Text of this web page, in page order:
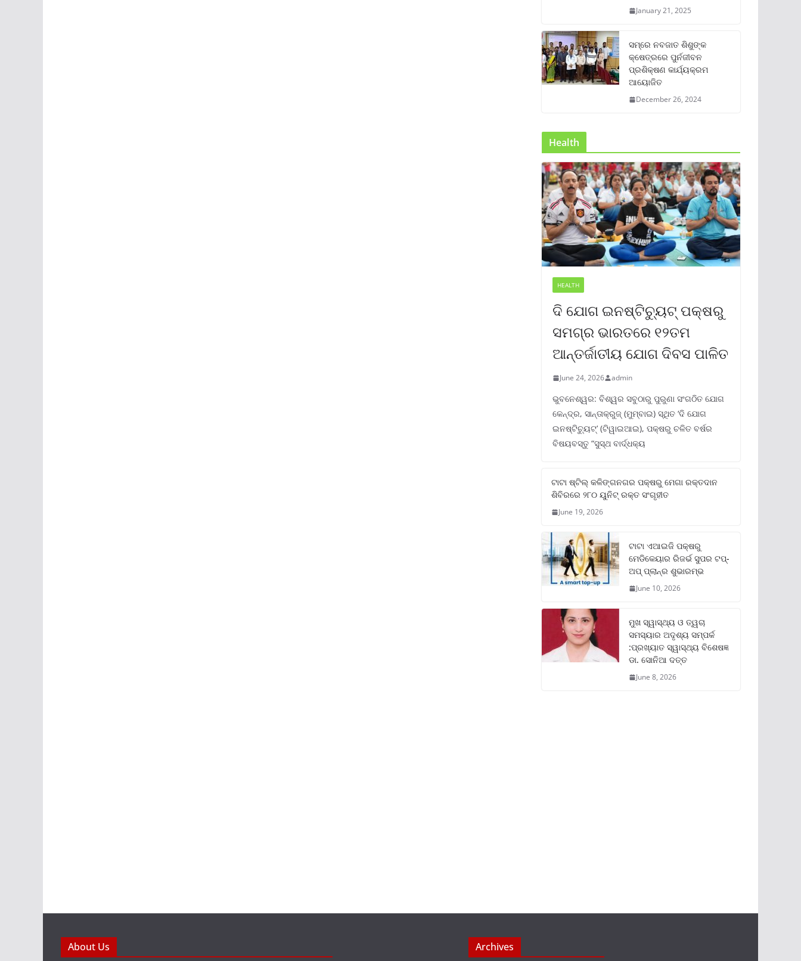
January 21, 2025
ସମ୍‌ରେ ନବଜାତ ଶିଶୁଙ୍କ
କ୍ଷେତ୍ରରେ ପୁର୍ନଜୀବନ
ପ୍ରଶିକ୍ଷଣ କାର୍ଯ୍ୟକ୍ରମ
ଆୟୋଜିତ
December 26, 2024
Health
HEALTH
ଦି ଯୋଗ ଇନଷ୍ଟିଚ୍ୟୁଟ୍ ପକ୍ଷରୁ
ସମଗ୍ର ଭାରତରେ ୧୨ତମ
ଆନ୍ତର୍ଜାତୀୟ ଯୋଗ ଦିବସ ପାଳିତ
June 24, 2026 admin
ଭୁବନେଶ୍ୱର: ବିଶ୍ୱର ସବୁଠାରୁ ପୁରୁଣା ସଂଗଠିତ ଯୋଗ
କେନ୍ଦ୍ର, ସାନ୍ତାକ୍ରୁଜ୍ (ମୁମ୍ବାଇ) ସ୍ଥିତ ‘ଦି ଯୋଗ
ଇନଷ୍ଟିଚ୍ୟୁଟ୍‌’ (ଟିୱାଇଆଇ), ପକ୍ଷରୁ ଚଳିତ ବର୍ଷର
ବିଷୟବସ୍ତୁ “ସୁସ୍ଥ ବାର୍ଦ୍ଧକ୍ୟ
ଟାଟା ଷ୍ଟିଲ୍‌ କଳିଙ୍ଗନଗର ପକ୍ଷରୁ ମେଗା ରକ୍ତଦାନ
ଶିବିରରେ ୨୮୦ ୟୁନିଟ୍‌ ରକ୍ତ ସଂଗୃହୀତ
June 19, 2026
ଟାଟା ଏଆଇଜି ପକ୍ଷରୁ
ମେଡିକେୟାର ରିଜର୍ଭ ସୁପର ଟପ୍‌-
ଅପ୍ ପ୍ଲାନ୍‌ର ଶୁଭାରମ୍ଭ
June 10, 2026
ମୁଖ ସ୍ୱାସ୍ଥ୍ୟ ଓ ତ୍ୱଚା
ସମସ୍ୟାର ଅଦୃଶ୍ୟ ସମ୍ପର୍କ
:ପ୍ରଖ୍ୟାତ ସ୍ୱାସ୍ଥ୍ୟ ବିଶେଷଜ୍ଞ
ଡା. ସୋନିଆ ଦତ୍ତ
June 8, 2026
About Us Archives